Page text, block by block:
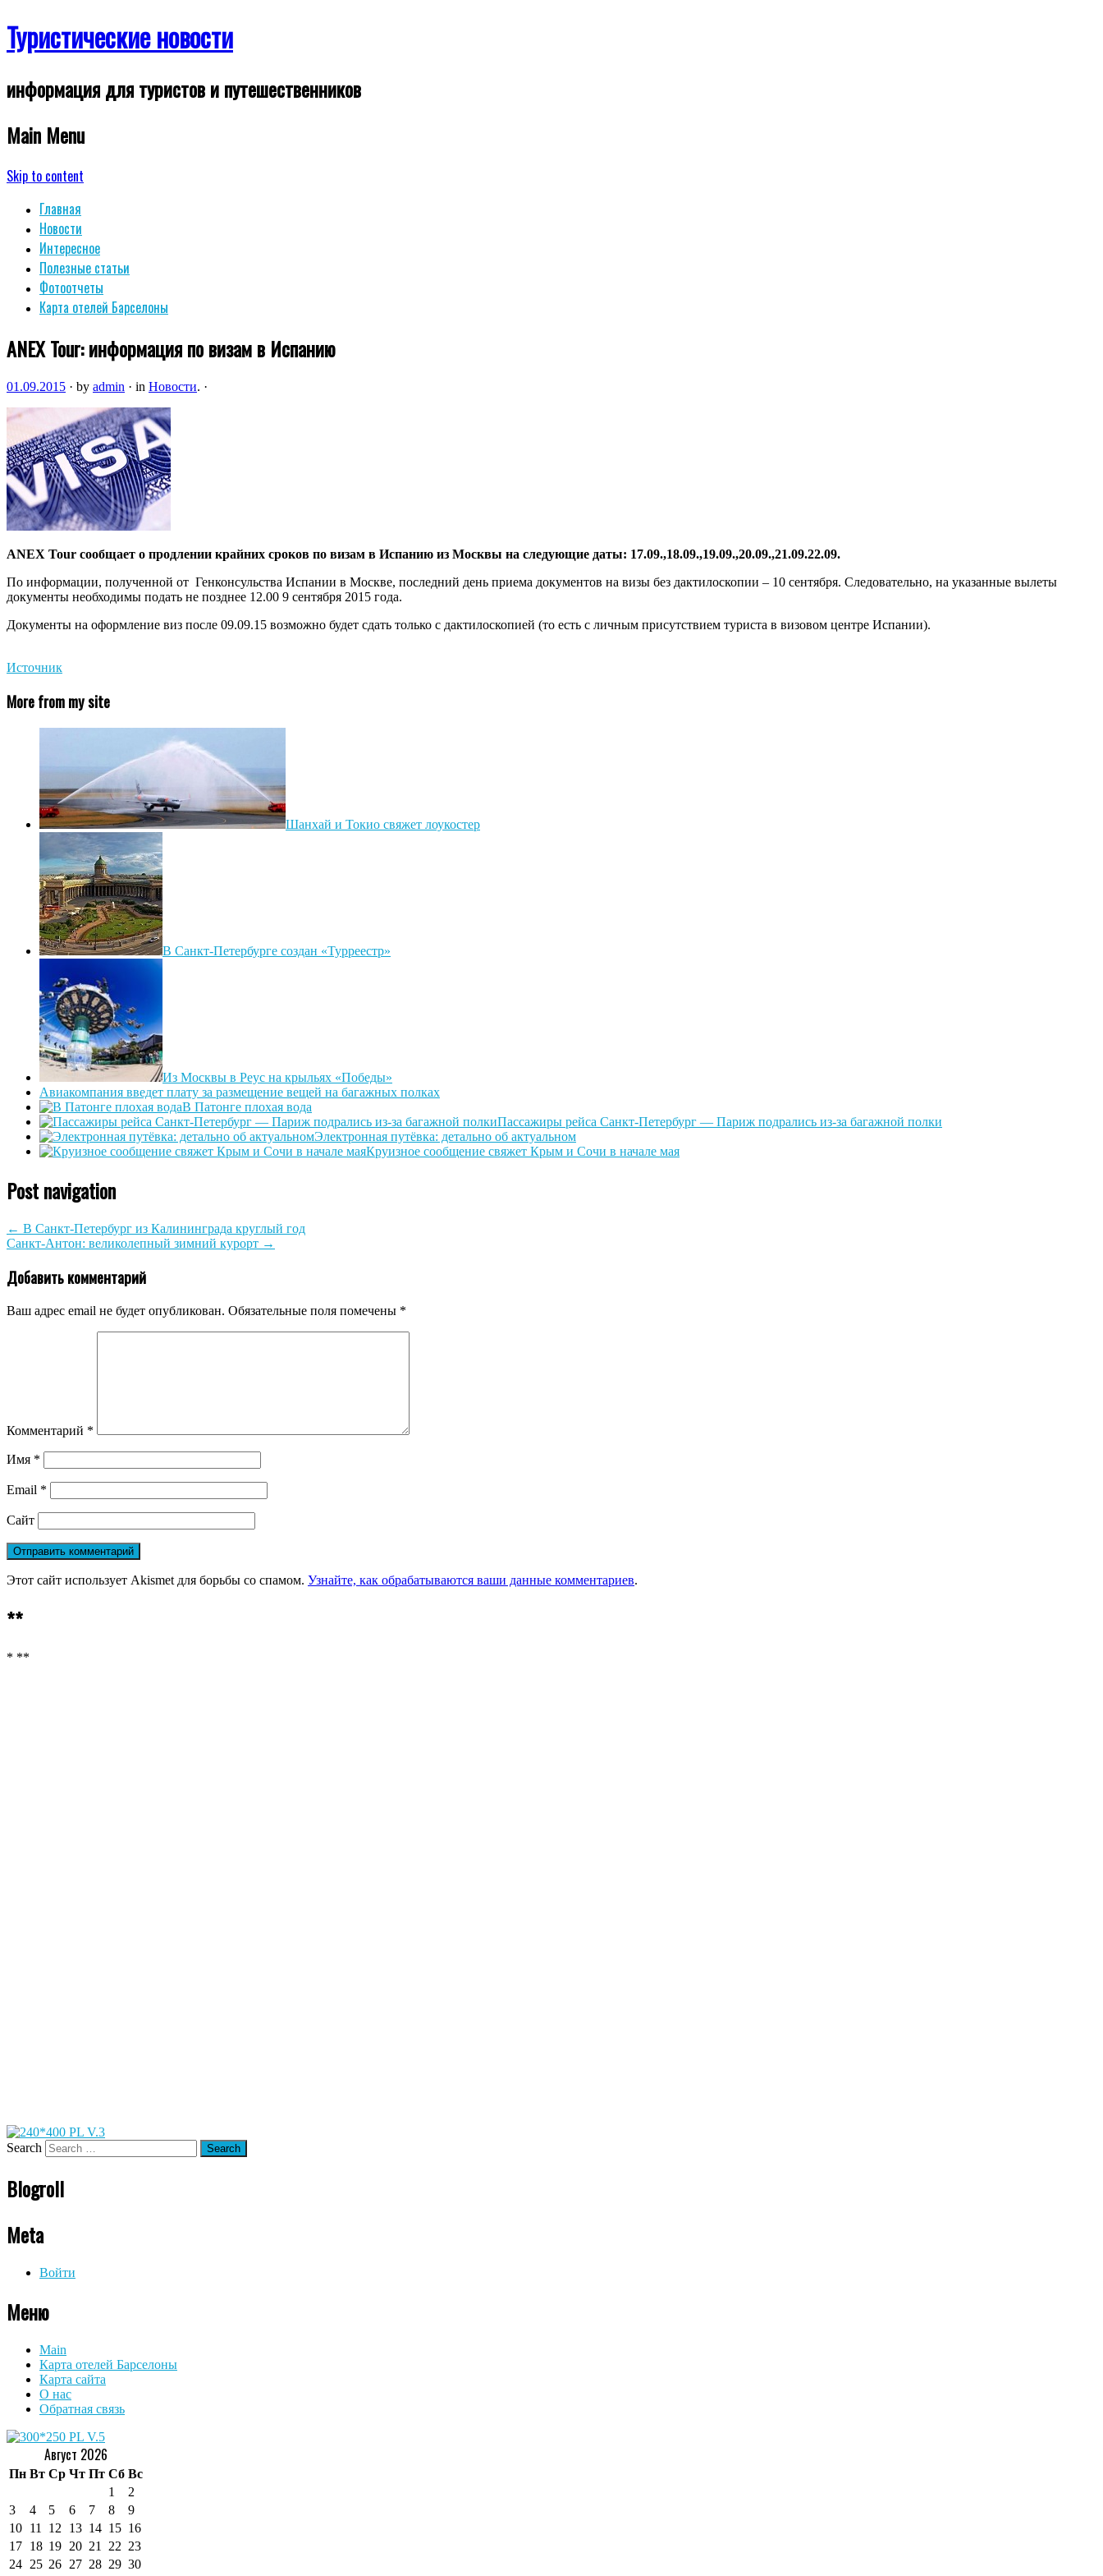
Туристические новости
информация для туристов и путешественников
Main Menu
Skip to content
Главная
Новости
Интересное
Полезные статьи
Фотоотчеты
Карта отелей Барселоны
ANEX Tour: информация по визам в Испанию
01.09.2015 · by admin · in Новости. ·
ANEX Tour сообщает о продлении крайних сроков по визам в Испанию из Москвы на следующие даты: 17.09.,18.09.,19.09.,20.09.,21.09.22.09.
По информации, полученной от Генконсульства Испании в Москве, последний день приема документов на визы без дактилоскопии – 10 сентября. Следовательно, на указанные вылеты
документы необходимы подать не позднее 12.00 9 сентября 2015 года.
Документы на оформление виз после 09.09.15 возможно будет сдать только с дактилоскопией (то есть с личным присутствием туриста в визовом центре Испании).
Источник
More from my site
Шанхай и Токио свяжет лоукостер
В Санкт-Петербурге создан «Турреестр»
Из Москвы в Реус на крыльях «Победы»
Авиакомпания введет плату за размещение вещей на багажных полках
В Патонге плохая вода
Пассажиры рейса Санкт-Петербург — Париж подрались из-за багажной полки
Электронная путёвка: детально об актуальном
Круизное сообщение свяжет Крым и Сочи в начале мая
Post navigation
← В Санкт-Петербург из Калининграда круглый год
Санкт-Антон: великолепный зимний курорт →
Добавить комментарий
Ваш адрес email не будет опубликован. Обязательные поля помечены *
Комментарий *
Имя *
Email *
Сайт
Этот сайт использует Akismet для борьбы со спамом. Узнайте, как обрабатываются ваши данные комментариев.
**
* **
Search
Blogroll
Meta
Войти
Меню
Main
Карта отелей Барселоны
Карта сайта
О нас
Обратная связь
Август 2026
Пн Вт Ср Чт Пт Сб Вс
1
2
3
4 5 6 7 8
9
10 11 12 13 14 15 16
17 18 19 20 21 22 23
24 25 26 27 28 29 30